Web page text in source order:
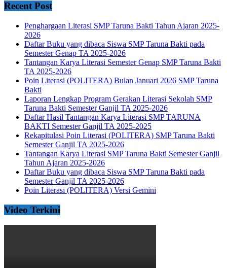
Recent Post
Penghargaan Literasi SMP Taruna Bakti Tahun Ajaran 2025-
2026
Daftar Buku yang dibaca Siswa SMP Taruna Bakti pada
Semester Genap TA 2025-2026
Tantangan Karya Literasi Semester Genap SMP Taruna Bakti
TA 2025-2026
Poin Literasi (POLITERA) Bulan Januari 2026 SMP Taruna
Bakti
Laporan Lengkap Program Gerakan Literasi Sekolah SMP
Taruna Bakti Semester Ganjil TA 2025-2026
Daftar Hasil Tantangan Karya Literasi SMP TARUNA
BAKTI Semester Ganjil TA 2025-2025
Rekapitulasi Poin Literasi (POLITERA) SMP Taruna Bakti
Semester Ganjil TA 2025-2026
Tantangan Karya Literasi SMP Taruna Bakti Semester Ganjil
Tahun Ajaran 2025-2026
Daftar Buku yang dibaca Siswa SMP Taruna Bakti pada
Semester Ganjil TA 2025-2026
Poin Literasi (POLITERA) Versi Gemini
Video Terkini